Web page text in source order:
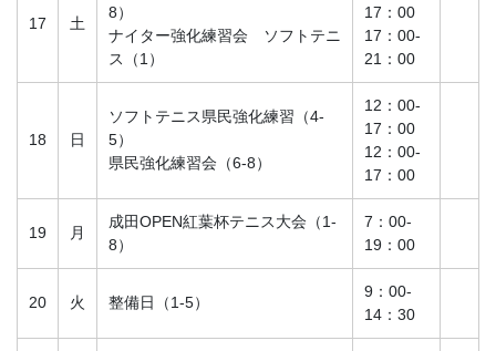
17 土
8）
ナイター強化練習会 ソフトテニ
ス（1）
17：00
17：00-
21：00
18 日
ソフトテニス県民強化練習（4-
5）
県民強化練習会（6-8）
12：00-
17：00
12：00-
17：00
19 月
成田OPEN紅葉杯テニス大会（1-
8）
7：00-
19：00
20 火 整備日（1-5）
9：00-
14：30